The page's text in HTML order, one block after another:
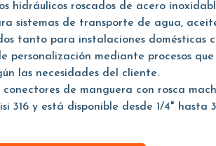
hidráulicos roscados de acero
sistemas de transporte de agua,
tanto para instalaciones domésticas
personalización mediante procesos
las necesidades del cliente.
conectores de manguera con rosca
316 y está disponible desde 1/4" hasta